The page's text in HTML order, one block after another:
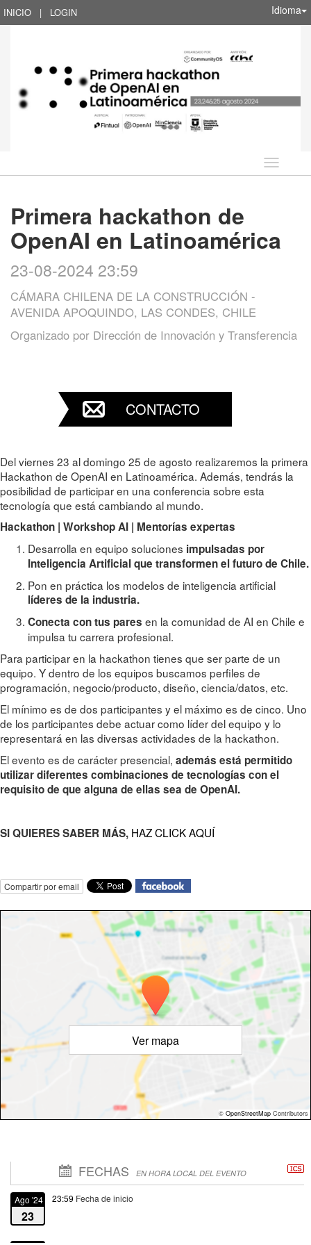
INICIO | LOGIN Idioma
Idioma
Primera hackathon de
OpenAI en Latinoamérica
23-08-2024 23:59
CÁMARA CHILENA DE LA CONSTRUCCIÓN -
AVENIDA APOQUINDO, LAS CONDES, CHILE
Organizado por Dirección de Innovación y Transferencia
CONTACTO
Del viernes 23 al domingo 25 de agosto realizaremos la primera
Hackathon de OpenAI en Latinoamérica. Además, tendrás la
posibilidad de participar en una conferencia sobre esta
tecnología que está cambiando al mundo.
Hackathon | Workshop AI | Mentorías expertas
Desarrolla en equipo soluciones impulsadas por
Inteligencia Artificial que transformen el futuro de Chile.
Pon en práctica los modelos de inteligencia artificial
líderes de la industria.
Conecta con tus pares en la comunidad de AI en Chile e
impulsa tu carrera profesional.
Para participar en la hackathon tienes que ser parte de un
equipo. Y dentro de los equipos buscamos perfiles de
programación, negocio/producto, diseño, ciencia/datos, etc.
El mínimo es de dos participantes y el máximo es de cinco. Uno
de los participantes debe actuar como líder del equipo y lo
representará en las diversas actividades de la hackathon.
El evento es de carácter presencial, además está permitido
utilizar diferentes combinaciones de tecnologías con el
requisito de que alguna de ellas sea de OpenAI.
SI QUIERES SABER MÁS, HAZ CLICK AQUÍ
Compartir por email
Ver mapa
© OpenStreetMap Contributors
FECHAS EN HORA LOCAL DEL EVENTO
Ago '24
23
23:59 Fecha de inicio